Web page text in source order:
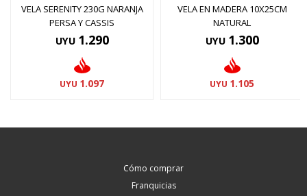
VELA SERENITY 230G NARANJA
PERSA Y CASSIS
UYU 1.290
UYU 1.097
VELA EN MADERA 10X25CM
NATURAL
UYU 1.300
UYU 1.105
Cómo comprar
Franquicias